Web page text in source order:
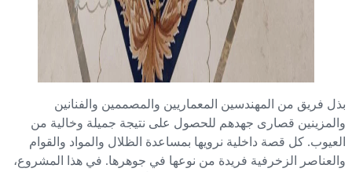
فريق من المهندسين المعماريين والمصممين والفنانين
قصارى جهدهم للحصول على نتيجة جميلة وخالية من
كل قصة داخلية نرويها بمساعدة الظلال والمواد والقوام
الزخرفية فريدة من نوعها في جوهرها. في هذا المشروع،